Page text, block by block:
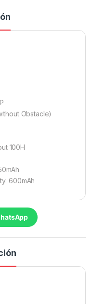
Obstacle)
100H
600mAh